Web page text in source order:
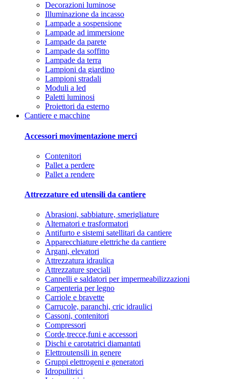
Decorazioni luminose
Illuminazione da incasso
Lampade a sospensione
Lampade ad immersione
Lampade da parete
Lampade da soffitto
Lampade da terra
Lampioni da giardino
Lampioni stradali
Moduli a led
Paletti luminosi
Proiettori da esterno
Cantiere e macchine
Accessori movimentazione merci
Contenitori
Pallet a perdere
Pallet a rendere
Attrezzature ed utensili da cantiere
Abrasioni, sabbiature, smerigliature
Alternatori e trasformatori
Antifurto e sistemi satellitari da cantiere
Apparecchiature elettriche da cantiere
Argani, elevatori
Attrezzatura idraulica
Attrezzature speciali
Cannelli e saldatori per impermeabilizzazioni
Carpenteria per legno
Carriole e bravette
Carrucole, paranchi, cric idraulici
Cassoni, contenitori
Compressori
Corde,trecce,funi e accessori
Dischi e carotatrici diamantati
Elettroutensili in genere
Gruppi elettrogeni e generatori
Idropulitrici